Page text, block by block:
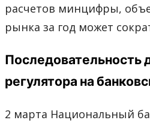
расчетов минцифры,
рынка за год может
Последовательность
регулятора на
2 марта Национальный